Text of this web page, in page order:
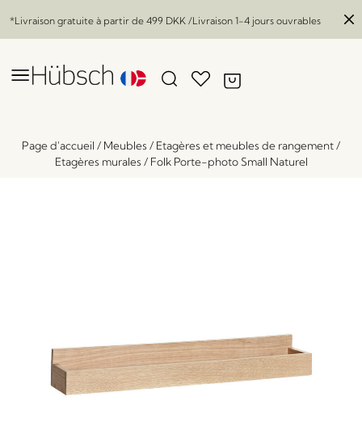
*Livraison gratuite à partir de 499 DKK /Livraison 1-4 jours ouvrables
Page d'accueil / Meubles / Etagères et meubles de rangement/
Etagères murales / Folk Porte-photo Small Naturel